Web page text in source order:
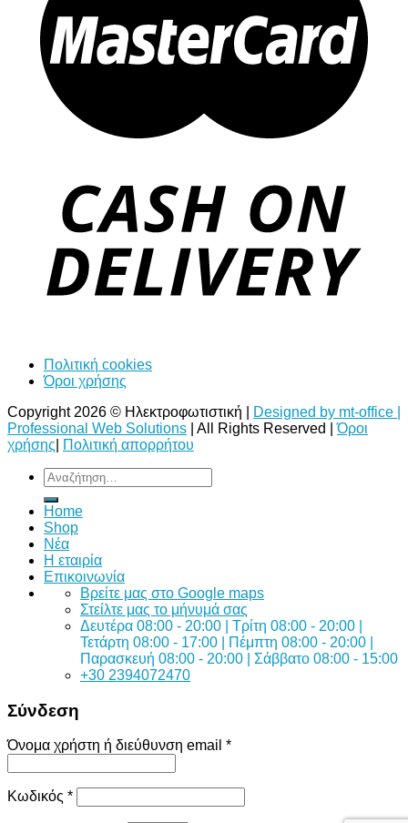
Πολιτική cookies
Όροι χρήσης
Copyright 2026 © Ηλεκτροφωτιστική |
Designed by mt-office |
Professional Web Solutions | All Rights Reserved |Όροι
χρήσης
Πολιτική απορρήτου
Αναζήτηση
για:
Home
Shop
Νέα
Η εταιρία
Επικοινωνία
Bρείτε μας στο Google maps
Στείλτε μας το μήνυμά σας
Δευτέρα 08:00 - 20:00 | Τρίτη 08:00 - 20:00 |
Τετάρτη 08:00 - 17:00 | Πέμπτη 08:00 - 20:00 |
Παρασκευή 08:00 - 20:00 | Σάββατο 08:00 - 15:00
+30 2394072470
Σύνδεση
Όνομα χρήστη ή διεύθυνση email *
Κωδικός *